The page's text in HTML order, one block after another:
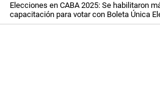
Elecciones en CABA 2025: Se habilitaron
capacitación para votar con Boleta Única